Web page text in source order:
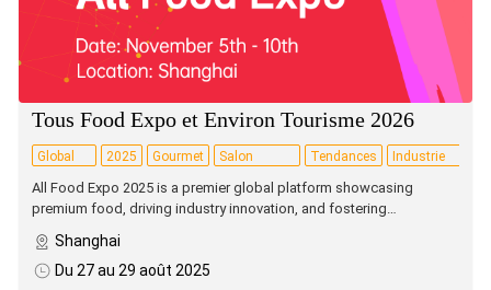
Tous Food Expo et Environ Tourisme 2026
Global
Premium
Food
2025
Gourmet
Salon
international
Tendances
culinaires
Industrie
All Food Expo 2025 is a premier global platform showcasing
premium food, driving industry innovation, and fostering
Shanghai
Du 27 au 29 août 2025